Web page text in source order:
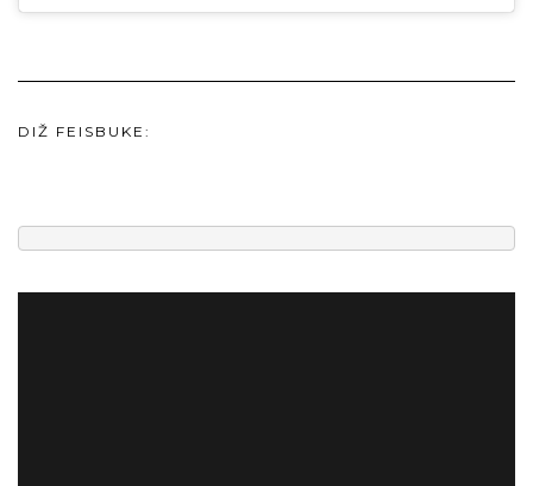
DIŽ FEISBUKE: